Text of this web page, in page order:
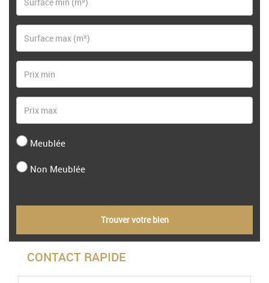
Meublée
Non Meublée
Trouver votre bien
CONTACT RAPIDE